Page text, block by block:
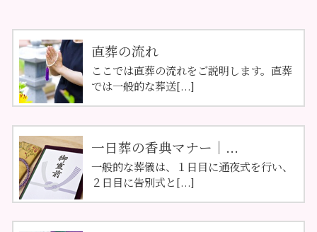
直葬の流れ
ここでは直葬の流れをご説明します。直葬
では一般的な葬送[...]
一日葬の香典マナー｜...
一般的な葬儀は、１日目に通夜式を行い、
２日目に告別式と[...]